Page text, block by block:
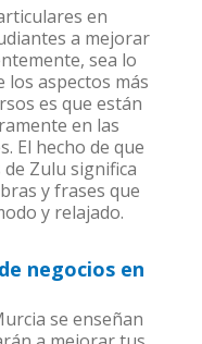
en
a mejorar
sea lo
los aspectos más
es que están
en las
El hecho de que
Zulu significa
y frases que
y relajado.
negocios en
se enseñan